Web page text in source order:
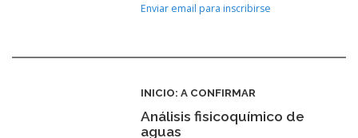
Enviar email para inscribirse
INICIO: A CONFIRMAR
Análisis fisicoquímico de
aguas